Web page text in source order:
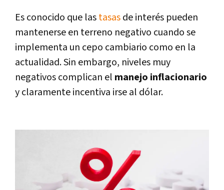
Es conocido que lastasasde interés pueden
mantenerse en terreno negativo cuando se
implementa un cepo cambiario como en la
actualidad. Sin embargo, niveles muy
negativos complican el manejo inflacionario
y claramente incentiva irse al dólar.